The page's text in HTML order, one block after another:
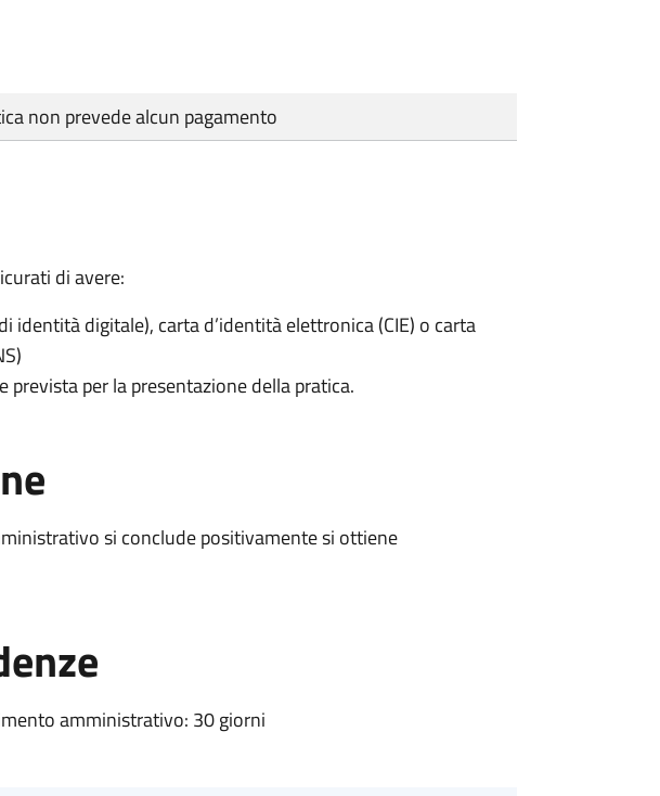
non prevede alcun pagamento
di avere:
identità digitale), carta d’identità elettronica (CIE) o carta
per la presentazione della pratica.
si conclude positivamente si ottiene
amministrativo: 30 giorni